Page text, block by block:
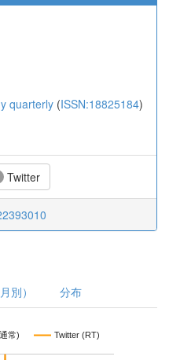
quarterly (ISSN:18825184)
Twitter
別） 分布
常) Twitter (RT)